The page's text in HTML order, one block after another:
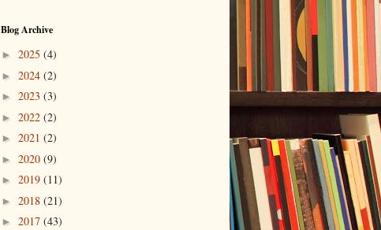
Blog Archive
► 2025 (4)
► 2024 (2)
► 2023 (3)
► 2022 (2)
► 2021 (2)
► 2020 (9)
► 2019 (11)
► 2018 (21)
► 2017 (43)